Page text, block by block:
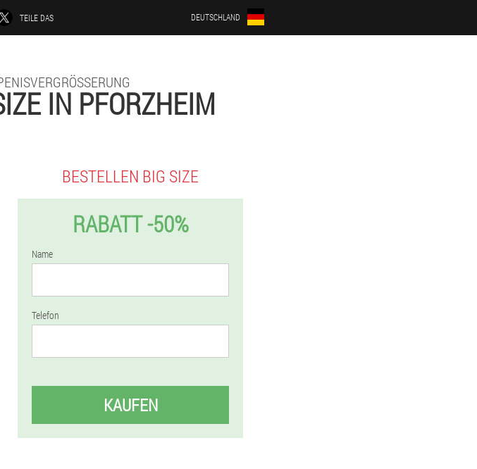
TEILE DAS DEUTSCHLAND
IN PFORZHEIM
BESTELLEN BIG SIZE
RABATT -50%
Name
Telefon
KAUFEN